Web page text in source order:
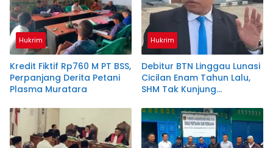
Hukrim
Kredit Fiktif Rp760 M PT BSS,
Perpanjang Derita Petani
Plasma Muratara
Hukrim
Debitur BTN Linggau Lunasi
Cicilan Enam Tahun Lalu,
SHM Tak Kunjung